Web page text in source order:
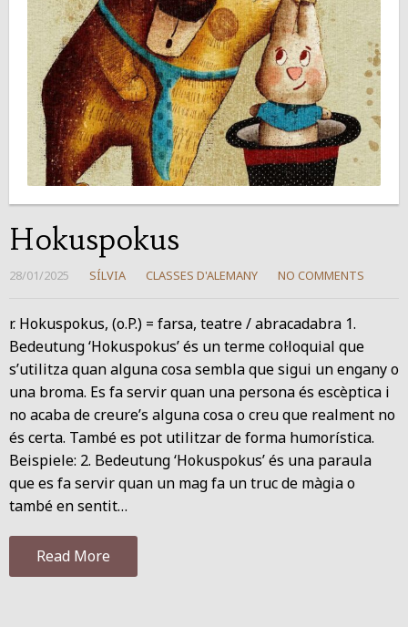
Hokuspokus
28/01/2025 SÍLVIA CLASSES D'ALEMANY NO COMMENTS
r. Hokuspokus, (o.P.) = farsa, teatre / abracadabra 1.
Bedeutung ‘Hokuspokus’ és un terme col·loquial que
s’utilitza quan alguna cosa sembla que sigui un engany o
una broma. Es fa servir quan una persona és escèptica i
no acaba de creure’s alguna cosa o creu que realment no
és certa. També es pot utilitzar de forma humorística.
Beispiele: 2. Bedeutung ‘Hokuspokus’ és una paraula
que es fa servir quan un mag fa un truc de màgia o
també en sentit…
Read More